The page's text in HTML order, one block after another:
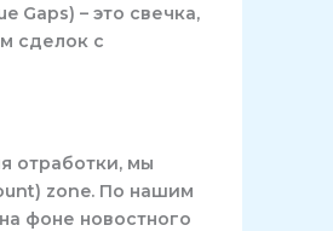
Gaps) – это свечка,
сделок с
отработки, мы
zone. По нашим
фоне новостного